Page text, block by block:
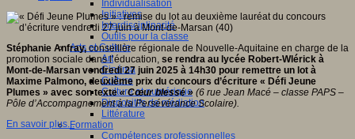
Individualisation
Initiatives
Interdisciplinarité
Outils pour la classe
Arts et Culture
Art
Cinéma
Culture
Culture et numérique
Dispositifs de médiation
Littérature
Formation
Compétences professionnelles
Stéphanie Anfray, conseillère régionale de Nouvelle-Aquitaine en charge de la
promotion sociale dans l’éducation, se rendra au lycée Robert-Wlérick à
Mont-de-Marsan vendredi 27 juin 2025 à 14h30 pour remettre un lot à
Maxime Palmono, deuxième prix du concours d’écriture « Défi Jeune
Plumes » avec son texte« Cœur blessé » (6 rue Jean Macé – classe PAPS –
Pôle d’Accompagnement à la Persévérance Scolaire).
En savoir plus...